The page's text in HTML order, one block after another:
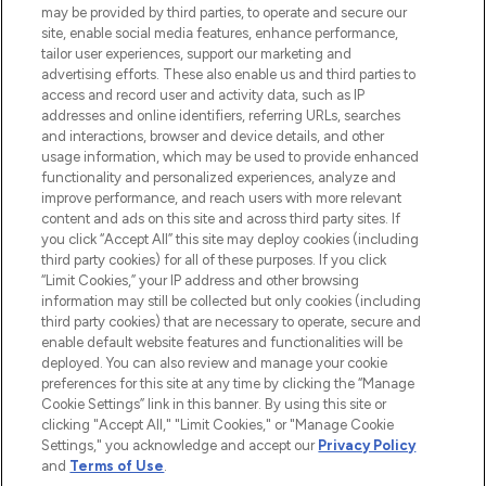
de la peau, des cheveux et de maquillage
de plus de 200 marques prestigieuses.
Faites vos achats en ligne ou via
l’application, avec la livraison offerte dès
55€ d'achat.
Consentement aux cookies
Do Not Sell or Share My Personal
Information
AIDE ET INFORMATIONS
INFORMATIONS GÉNÉRALES
À PROPOS DE LOOKFANTASTIC
may be provided by third parties, to operate and secure our
site, enable social media features, enhance performance,
tailor user experiences, support our marketing and
advertising efforts. These also enable us and third parties to
access and record user and activity data, such as IP
addresses and online identifiers, referring URLs, searches
and interactions, browser and device details, and other
usage information, which may be used to provide enhanced
functionality and personalized experiences, analyze and
improve performance, and reach users with more relevant
content and ads on this site and across third party sites. If
you click “Accept All” this site may deploy cookies (including
third party cookies) for all of these purposes. If you click
“Limit Cookies,” your IP address and other browsing
information may still be collected but only cookies (including
third party cookies) that are necessary to operate, secure and
enable default website features and functionalities will be
deployed. You can also review and manage your cookie
preferences for this site at any time by clicking the “Manage
Cookie Settings” link in this banner. By using this site or
clicking "Accept All," "Limit Cookies," or "Manage Cookie
Settings," you acknowledge and accept our Privacy Policy
and Terms of Use.